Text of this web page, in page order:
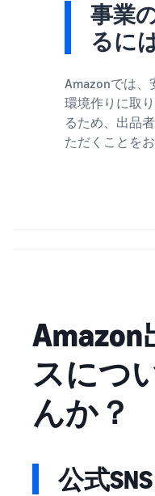
事業
るに
Amazonでは、
環境作りに取
るため、出品
ただくことを
スにつ
んか？
公式